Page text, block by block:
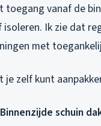
toegang vanaf de
isoleren. Ik zie dat
met
je zelf kunt
Binnenzijde schuin